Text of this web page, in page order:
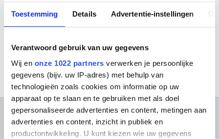
Toestemming Details Advertentie-instellingen
Verantwoord gebruik van uw gegevens
Wij en onze 1022 partners verwerken je persoonlijke
gegevens (bijv. uw IP-adres) met behulp van
technologieën zoals cookies om informatie op uw
apparaat op te slaan en te gebruiken met als doel
gepersonaliseerde advertenties en content, metingen aan
advertenties en content, inzicht in publiek en
productontwikkeling. U kunt kiezen wie uw gegevens
Deze activiteit vindt enkel plaats in het Frans.
raadplegen voor meer informatie.
OVER DE MUSEA